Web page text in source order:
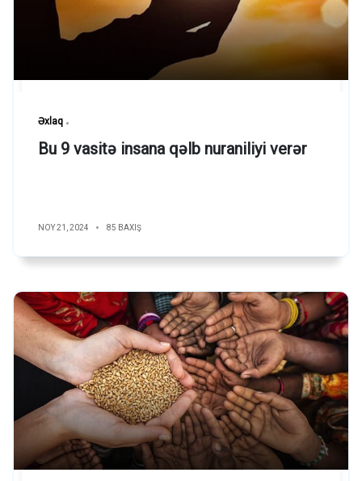
Əxlaq
Bu 9 vasitə insana qəlb nuraniliyi verər
NOY 21, 2024 85 BAXIŞ